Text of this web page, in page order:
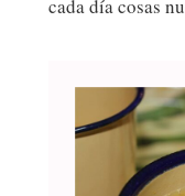
cada día cosas